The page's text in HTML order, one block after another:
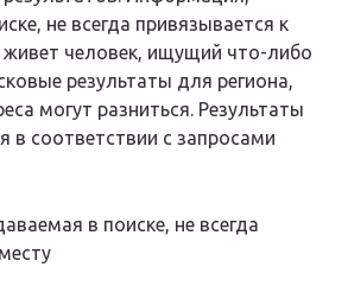
не всегда привязывается к
человек, ищущий что-либо
результаты для региона,
могут разниться. Результаты
в соответствии с запросами
в поиске, не всегда